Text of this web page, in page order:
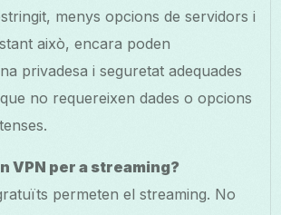
menys opcions de servidors i
això, encara poden
privadesa i seguretat adequades
no requereixen dades o opcions
VPN per a streaming?
permeten el streaming. No